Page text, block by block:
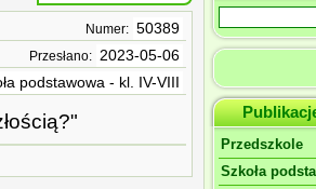
Numer: 50389
Przesłano: 2023-05-06
podstawowa - kl. IV-VIII
Przedszkole
Szkoła